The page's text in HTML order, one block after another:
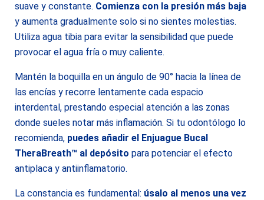
suave y constante. Comienza con la presión más baja
y aumenta gradualmente solo si no sientes molestias.
Utiliza agua tibia para evitar la sensibilidad que puede
provocar el agua fría o muy caliente.
Mantén la boquilla en un ángulo de 90° hacia la línea de
las encías y recorre lentamente cada espacio
interdental, prestando especial atención a las zonas
donde sueles notar más inflamación. Si tu odontólogo lo
recomienda, puedes añadir el Enjuague Bucal
TheraBreath™ al depósito para potenciar el efecto
antiplaca y antiinflamatorio.
La constancia es fundamental: úsalo al menos una vez